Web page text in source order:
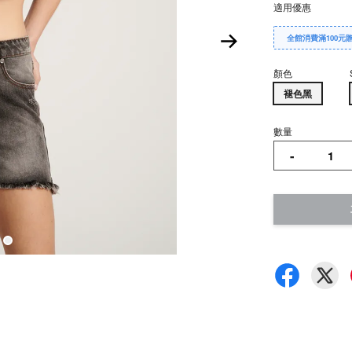
適用優惠
全館消費滿100元
顏色
褪色黑
數量
-